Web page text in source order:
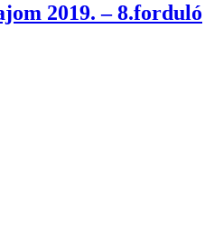
2019. – 8.forduló